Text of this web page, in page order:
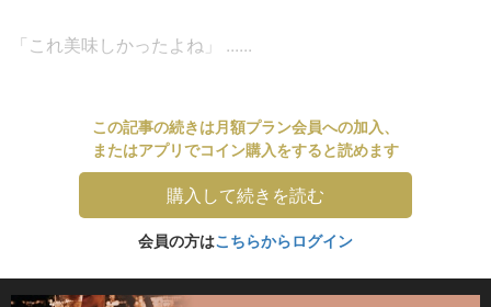
「これ美味しかったよね」 ......
この記事の続きは月額プラン会員への加入、
またはアプリでコイン購入をすると読めます
購入して続きを読む
会員の方はこちらからログイン